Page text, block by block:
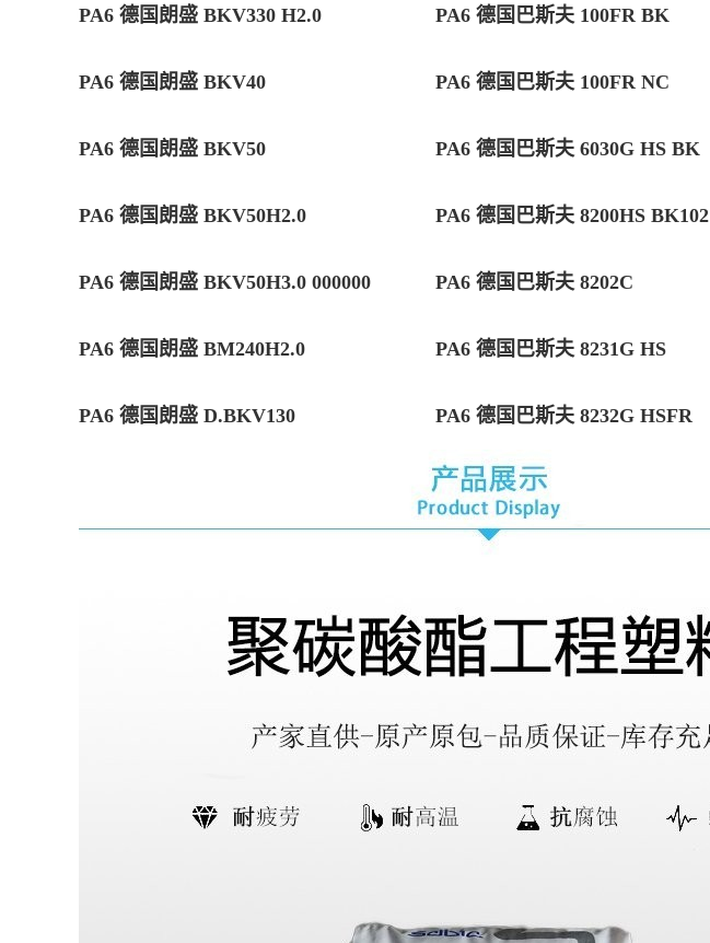
PA6 德国朗盛 BKV330 H2.0 PA6 德国巴斯夫 100FR BK
PA6 德国朗盛 BKV40 PA6 德国巴斯夫 100FR NC
PA6 德国朗盛 BKV50 PA6 德国巴斯夫 6030G HS BK
PA6 德国朗盛 BKV50H2.0 PA6 德国巴斯夫 8200HS BK102
PA6 德国朗盛 BKV50H3.0 000000 PA6 德国巴斯夫 8202C
PA6 德国朗盛 BM240H2.0 PA6 德国巴斯夫 8231G HS
PA6 德国朗盛 D.BKV130 PA6 德国巴斯夫 8232G HSFR